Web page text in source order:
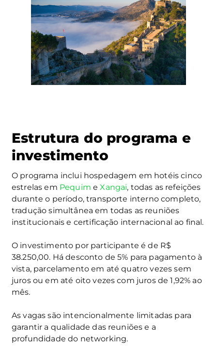
Estrutura do programa e
investimento
O programa inclui hospedagem em hotéis cinco
estrelas em Pequim eXangai, todas as refeições
durante o período, transporte interno completo,
tradução simultânea em todas as reuniões
institucionais e certificação internacional ao final.
O investimento por participante é de R$
38.250,00. Há desconto de 5% para pagamento à
vista, parcelamento em até quatro vezes sem
juros ou em até oito vezes com juros de 1,92% ao
mês.
As vagas são intencionalmente limitadas para
garantir a qualidade das reuniões e a
profundidade do networking.